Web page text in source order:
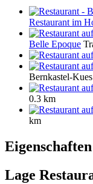
Restaurant im
Belle Epoque
Bernkastel-Kues
0.3 km
km
Lage